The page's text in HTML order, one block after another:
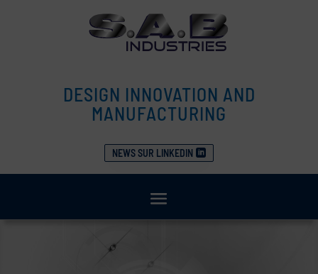
DESIGN INNOVATION AND
MANUFACTURING
NEWS SUR LINKEDIN